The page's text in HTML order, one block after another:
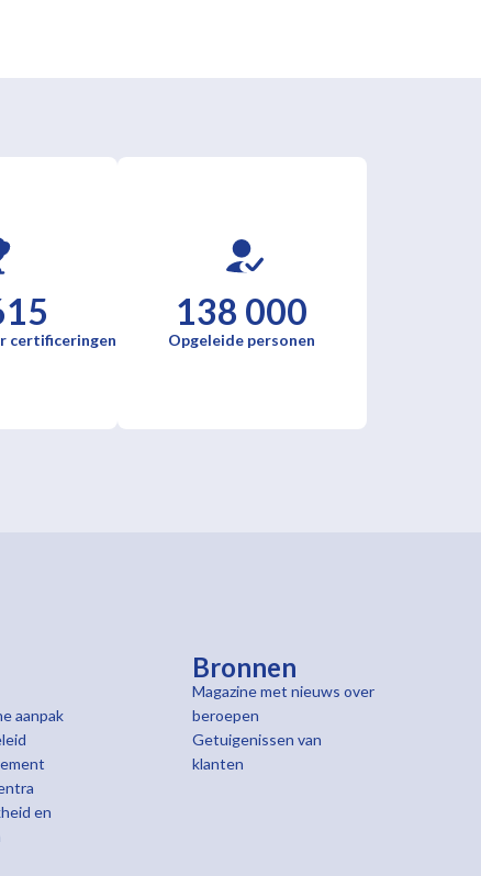
certificeringen
138 000
Opgeleide personen
aanpak
en
Bronnen
Magazine met nieuws over
beroepen
Getuigenissen van
klanten